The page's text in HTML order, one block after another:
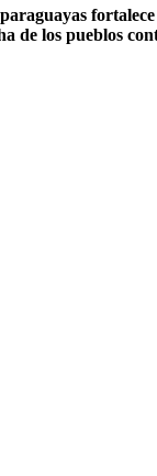
de los pueblos